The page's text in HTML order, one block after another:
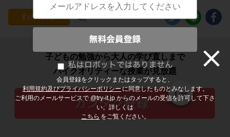
会員登録をクリックまたはタップすると、
利用規約及びプライバシーポリシーに同意したものとみなします。
ご利用のメールサービスで @try-it.jp からのメールの受信を許可して下さ
い。詳しくは
こちら をご覧ください。
48
子どもの勉強から大人の学び直しまで
ハイクオリティーな授業が見放題